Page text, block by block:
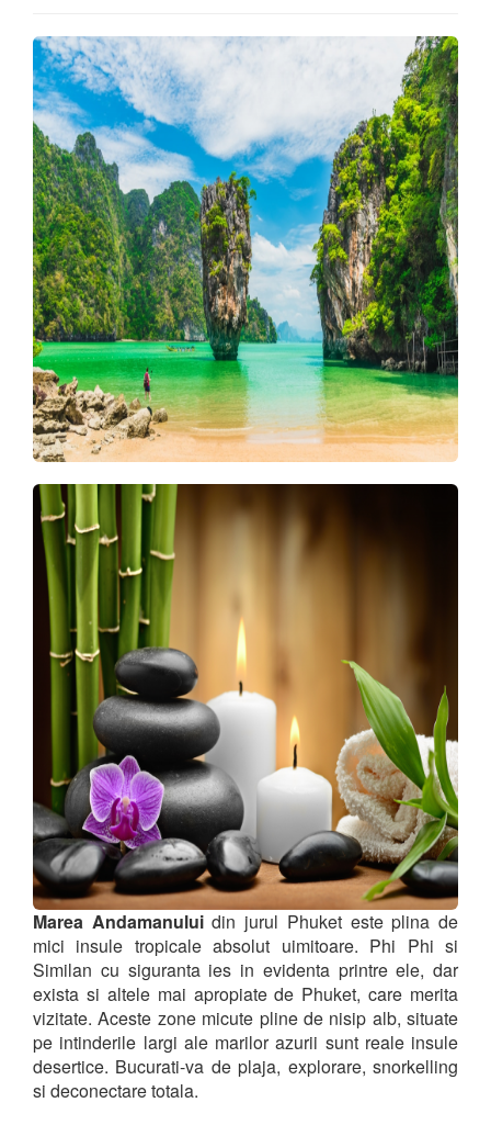
Marea Andamanuluidin jurul Phuket este plina de
mici insule tropicale absolut uimitoare. Phi Phi si
Similan cu siguranta ies in evidenta printre ele, dar
exista si altele mai apropiate de Phuket, care merita
vizitate. Aceste zone micute pline de nisip alb, situate
pe intinderile largi ale marilor azurii sunt reale insule
desertice. Bucurati-va de plaja, explorare, snorkelling
si deconectare totala.